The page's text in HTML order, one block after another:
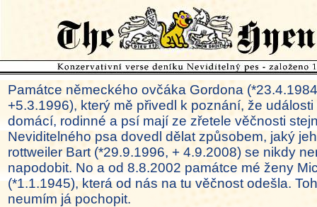
Památce německého ovčáka Gordona
+5.3.1996), který mě přivedl k poznání, že
domácí, rodinné a psí mají ze zřetele věčnosti
Neviditelného psa dovedl dělat způsobem, jaký
rottweiler Bart (*29.9.1996, + 4.9.2008) se nikdy
napodobit. No a od 8.8.2002 památce mé ženy
(*1.1.1945), která od nás na tu věčnost odešla.
neumím já pochopit.